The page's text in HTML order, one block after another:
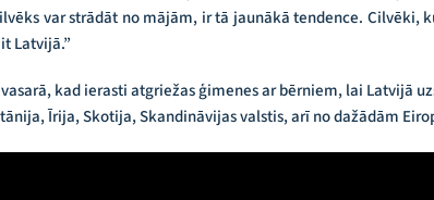
var strādāt no mājām, ir tā jaunākā tendence. Cilvēki,
Latvijā.”
kad ierasti atgriežas ģimenes ar bērniem, lai Latvijā
Īrija, Skotija, Skandināvijas valstis, arī no dažādām